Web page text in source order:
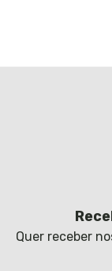
Quer receber